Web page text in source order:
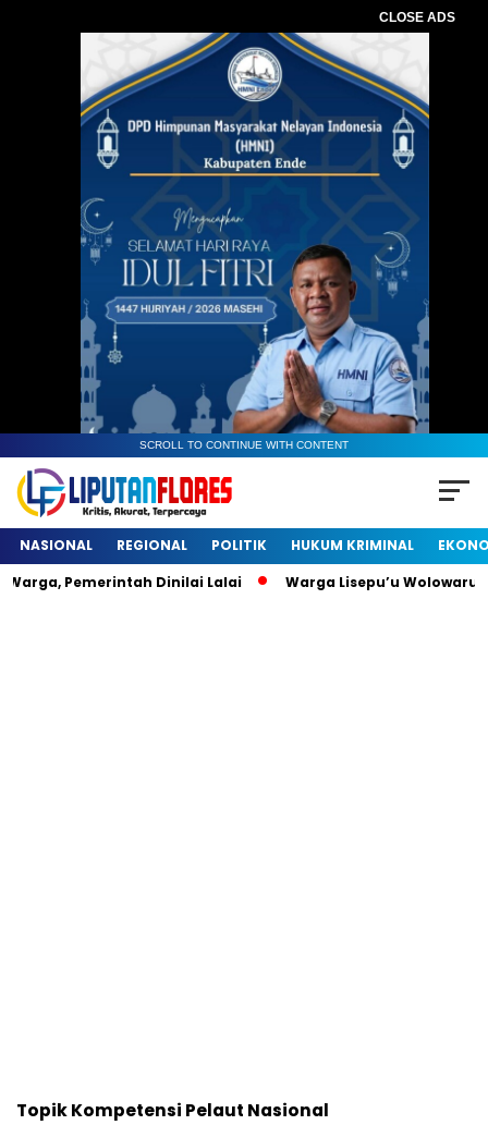
CLOSE ADS
SCROLL TO CONTINUE WITH CONTENT
NASIONAL REGIONAL POLITIK HUKUM KRIMINAL
Pemerintah Dinilai Lalai
Warga Lisepu’u Wolowaru
TopikKompetensi Pelaut Nasional